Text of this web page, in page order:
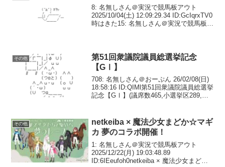
8: 名無しさん＠実況で競馬板アウト
2025/10/04(土) 12:09:29.34 ID:GcIqrxTV0
時はきた15: 名無しさん＠実況で競馬板ア
その他
第51回衆議院議員総選挙記念
【GⅠ】
708: 名無しさん＠おーぷん 26/02/08(日)
18:58:16 ID:QIMl第51回衆議院議員総選挙
記念【GⅠ】(議席数465,小選挙区289,比
その他
netkeiba × 魔法少女まどか☆マギ
カ 夢のコラボ開催！
1: 名無しさん＠実況で競馬板アウト
2025/12/22(月) 19:03:48.89
ID:6IEeufoh0netkeiba × 魔法少女まどか